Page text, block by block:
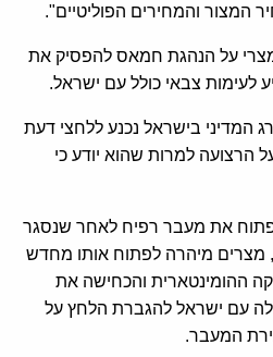
והמחירים הפוליטיים".
על הנהגת חמאס להפסיק את
לעימות צבאי כולל עם ישראל.
המדיני בישראל נכנע ללחצי דעת
הרצועה למרות שהוא יודע כי
את מעבר רפיח לאחר שנסגר
מצרים מיהרה לפתוח אותו מחדש
ההומינטארית והכחישה את
עם ישראל להגברת הלחץ על
המעבר.